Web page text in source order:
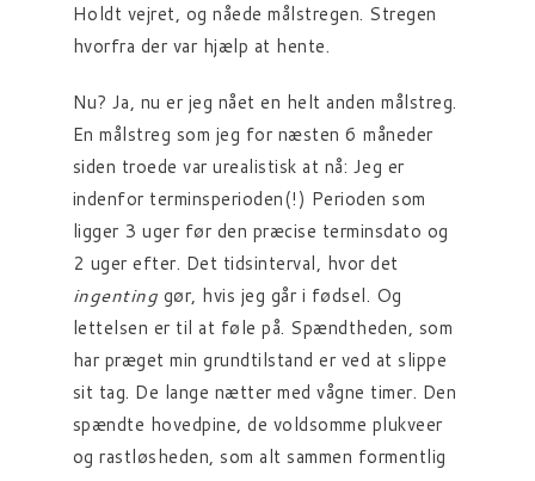
Holdt vejret, og nåede målstregen. Stregen
hvorfra der var hjælp at hente.
Nu? Ja, nu er jeg nået en helt anden målstreg.
En målstreg som jeg for næsten 6 måneder
siden troede var urealistisk at nå: Jeg er
indenfor terminsperioden(!) Perioden som
ligger 3 uger før den præcise terminsdato og
2 uger efter. Det tidsinterval, hvor det
ingenting gør, hvis jeg går i fødsel. Og
lettelsen er til at føle på. Spændtheden, som
har præget min grundtilstand er ved at slippe
sit tag. De lange nætter med vågne timer. Den
spændte hovedpine, de voldsomme plukveer
og rastløsheden, som alt sammen formentlig